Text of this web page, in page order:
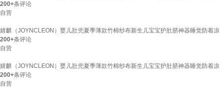
200+条评论
自营
婧麒（JOYNCLEON）婴儿肚兜夏季薄款竹棉纱布新生儿宝宝护肚脐神器睡觉防着凉
200+条评论
自营
婧麒（JOYNCLEON）婴儿肚兜夏季薄款竹棉纱布新生儿宝宝护肚脐神器睡觉防着凉
200+条评论
自营